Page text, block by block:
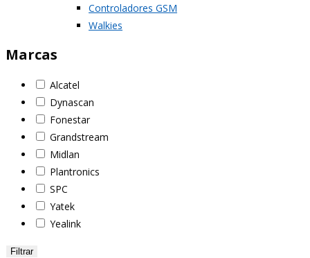
Controladores GSM
Walkies
Marcas
Alcatel
Dynascan
Fonestar
Grandstream
Midlan
Plantronics
SPC
Yatek
Yealink
Filtrar